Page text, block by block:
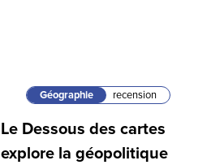
Géographie recension
Le Dessous des cartes
explore la géopolitique